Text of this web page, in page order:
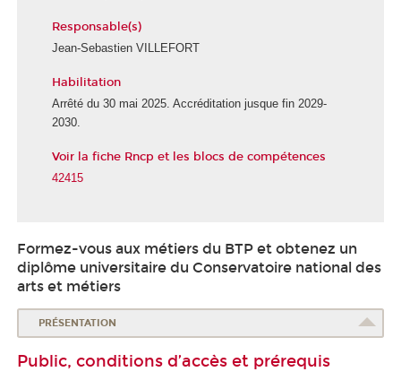
Responsable(s)
Jean-Sebastien VILLEFORT
Habilitation
Arrêté du 30 mai 2025. Accréditation jusque fin 2029-
2030.
Voir la fiche Rncp et les blocs de compétences
42415
Formez-vous aux métiers du BTP et obtenez un
diplôme universitaire du Conservatoire national des
arts et métiers
PRÉSENTATION
Public, conditions d’accès et prérequis